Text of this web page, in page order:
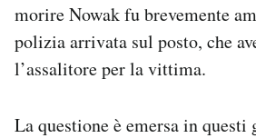
Esci
morire Nowak fu brevemente
polizia arrivata sul posto, che
l’assalitore per la vittima.
La questione è emersa in questi